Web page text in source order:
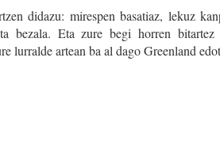
didazu: mirespen basatiaz, lekuz
bezala. Eta zure begi horren
lurralde artean ba al dago Greenland